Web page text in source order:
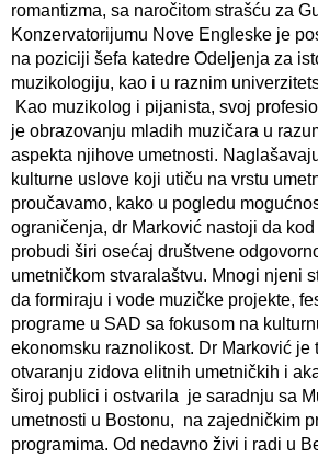
romantizma, sa naročitom strašću za
Konzervatorijumu Nove Engleske je
na poziciji šefa katedre Odeljenja za
muzikologiju, kao i u raznim
Kao muzikolog i pijanista, svoj
je obrazovanju mladih muzičara u
aspekta njihove umetnosti.
kulturne uslove koji utiču na vrstu
proučavamo, kako u pogledu
ograničenja, dr Marković nastoji da
probudi širi osećaj društvene
umetničkom stvaralaštvu. Mnogi njeni
da formiraju i vode muzičke projekte,
programe u SAD sa fokusom na
ekonomsku raznolikost. Dr Marković je
otvaranju zidova elitnih umetničkih i
široj publici i ostvarila je saradnju sa
umetnosti u Bostonu, na zajedničkim
programima. Od nedavno živi i radi u